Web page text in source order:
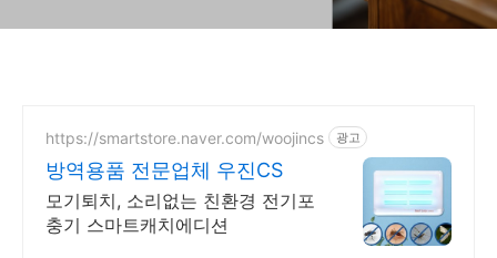
https://smartstore.naver.com/woojincs 광고
방역용품 전문업체 우진CS
모기퇴치, 소리없는 친환경 전기포
충기 스마트캐치에디션